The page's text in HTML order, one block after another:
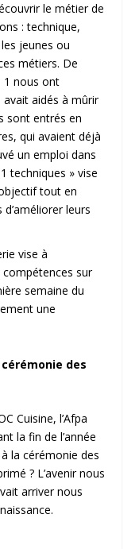
le métier de
: technique,
jeunes ou
métiers. De
1 nous ont
aidés à mûrir
sont entrés en
qui avaient déjà
un emploi dans
techniques » vise
tout en
leurs
vise à
sur
semaine du
une
des
Cuisine, l’Afpa
la fin de l’année
la cérémonie des
? L’avenir nous
arriver nous